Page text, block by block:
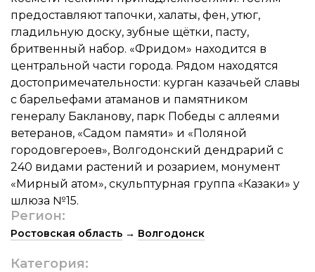
предоставляют тапочки, халаты, фен, утюг,
гладильную доску, зубные щётки, пасту,
бритвенный набор. «Фридом» находится в
центральной части города. Рядом находятся
достопримечательности: курган казачьей славы
с барельефами атаманов и памятником
генералу Бакланову, парк Победы с аллеями
ветеранов, «Садом памяти» и «Поляной
городовгероев», Волгодонский дендрарий с
240 видами растений и розарием, монумент
«Мирный атом», скульптурная группа «Казаки» у
шлюза №15.
Регион:
Ростовская область → Волгодонск
Категория: